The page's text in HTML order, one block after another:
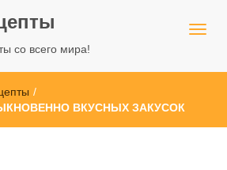
со всего мира!
/
ВКУСНЫХ ЗАКУСОК